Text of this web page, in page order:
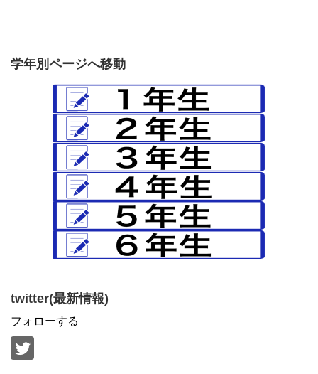
学年別ページへ移動
twitter(最新情報)
フォローする